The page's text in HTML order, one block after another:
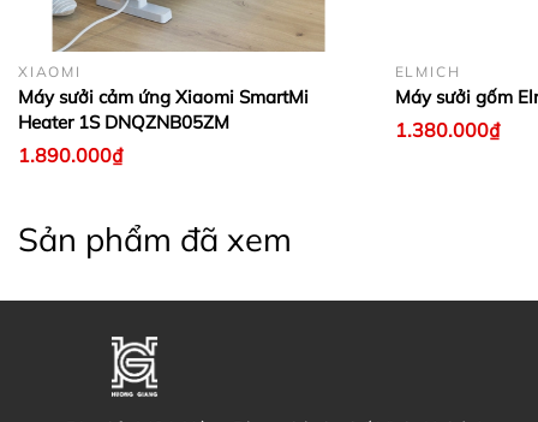
XIAOMI
Máy sưởi cảm ứng Xiaomi SmartMi
Heater 1S DNQZNB05ZM
1.890.000₫
ELMICH
Máy sưởi gốm
1.380.000₫
Sản phẩm đã xem